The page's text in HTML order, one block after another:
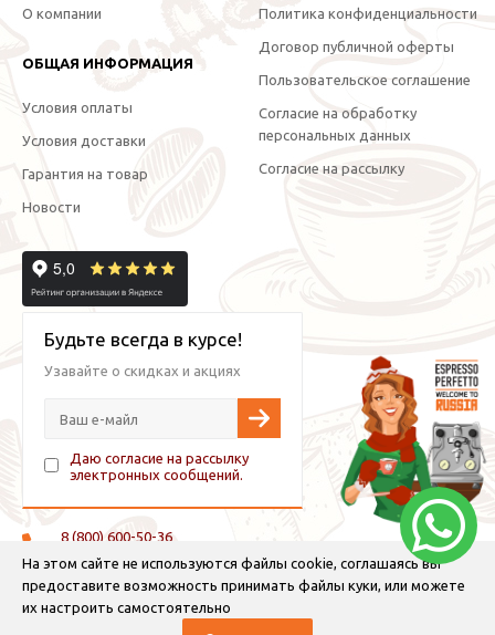
На этом сайте не используются файлы cookie, соглашаясь вы
предоставите возможность принимать файлы куки, или можете
их настроить самостоятельно
О компании
ОБЩАЯ ИНФОРМАЦИЯ
Условия оплаты
Условия доставки
Гарантия на товар
Новости
Политика конфиденциальности
Договор публичной оферты
Пользовательское соглашение
Согласие на обработку
персональных данных
Согласие на рассылку
Будьте всегда в курсе!
Узавайте о скидках и акциях
Даю согласие на рассылку
электронных сообщений.
8 (800) 600-50-36
+7 (921) 882-11-99 (WhatsApp, Viber, Telegram)
info@espressoperfetto.ru